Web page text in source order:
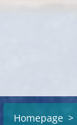
Homepage >